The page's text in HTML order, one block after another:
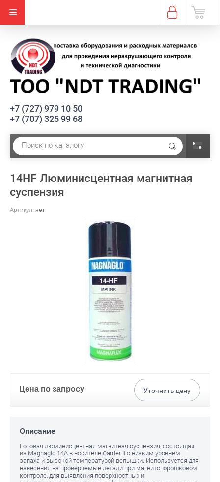
+7 (727) 979 10 50
+7 (707) 325 99 68
14HF Люминисцентная магнитная
суспензия
Артикул: нет
Цена по запросу Уточнить цену
Описание
Готовая люминисцентная магнитная суспензия, состоящая
из Magnaglo 14А в носителе Carrier II с низким уровнем
запаха и высокой температурой вспышки. Используется для
нанесения на проверяемые детали при магнитопорошковом
контроле, для выявления поверхностных и